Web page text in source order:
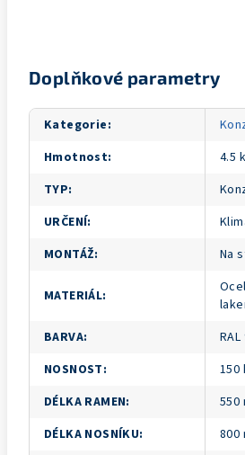
Doplňkové parametry
Kategorie:
Hmotnost:
4.5
TYP:
URČENÍ:
MONTÁŽ: Na
MATERIÁL:
BARVA:
NOSNOST:
150
DÉLKA RAMEN:
550
DÉLKA NOSNÍKU: 800